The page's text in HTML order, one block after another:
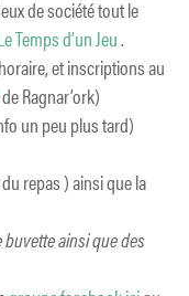
de société tout le
Temps d’un Jeu.
et inscriptions au
de Ragnar’ork)
un peu plus tard)
repas ) ainsi que la
ainsi que des